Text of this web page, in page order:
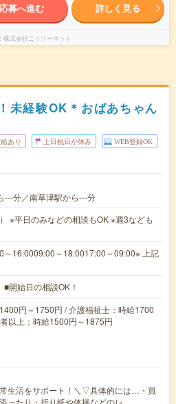
応募へ進む 詳しく見る
株式会社ニッソーネット
未経験OK＊おばあちゃん
あり 土日祝日が休み WEB登録OK
---分／南草津駅から---分
※平日のみなどの相談もOK ※週3なども
～16:0009:00～18:0017:00～09:00※ 上記
開始日の相談OK！
円～1750円 / 介護福祉士：時給1700
以上：時給1500円～1875円
生活をサポート！＼▽具体的には…・買
ったり・折り紙や体操などのレ…